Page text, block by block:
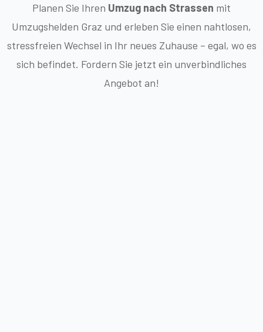
Planen Sie Ihren Umzug nach Strassen mit
Umzugshelden Graz und erleben Sie einen nahtlosen,
stressfreien Wechsel in Ihr neues Zuhause – egal, wo es
sich befindet. Fordern Sie jetzt ein unverbindliches
Angebot an!